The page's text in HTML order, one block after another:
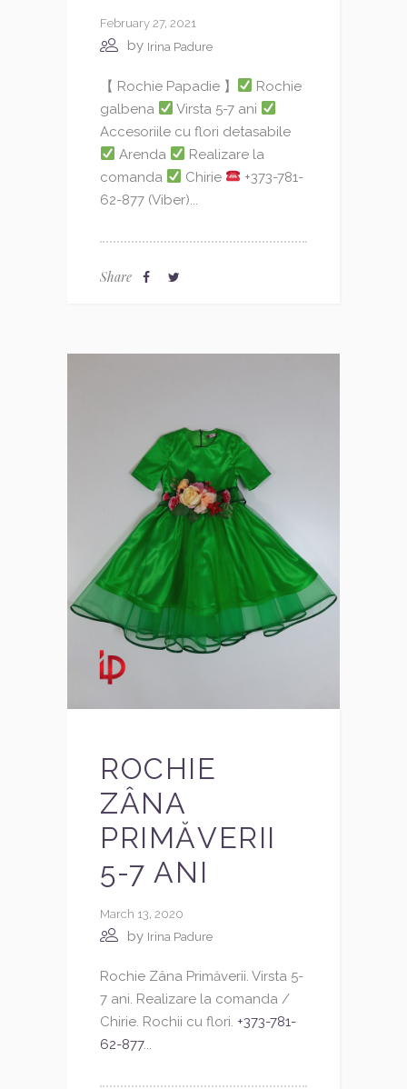
February 27, 2021
by Irina Padure
【 Rochie Papadie 】
Rochie
galbena
Virsta 5-7 ani
Accesoriile cu flori detasabile
Arenda
Realizare la
comanda
Chirie
+373-781-
62-877 (Viber)...
Share
ROCHIE
ZÂNA
PRIMĂVERII
5-7 ANI
March 13, 2020
by Irina Padure
Rochie Zâna Primăverii. Virsta 5-
7 ani. Realizare la comanda /
Chirie. Rochii cu flori. +373-781-
62-877...